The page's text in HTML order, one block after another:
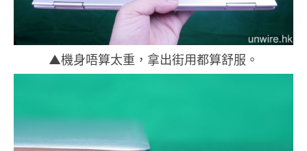
▲機身唔算太重，拿出街用都算舒服。